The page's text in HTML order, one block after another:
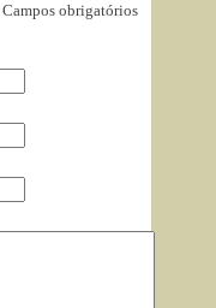
Campos obrigatórios